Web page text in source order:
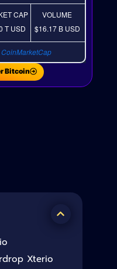
CAP
TUSD
VOLUME
$16.17 B USD
Bitcoin
Xterio